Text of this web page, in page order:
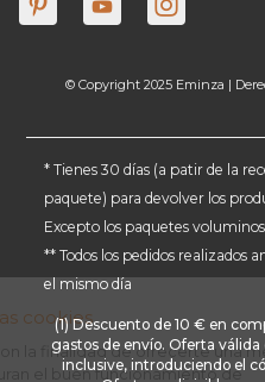
© Copyright 2025 Eminza |
* Tienes 30 días (a patir de la
paquete) para devolver los
Excepto los paquetes
** Todos los pedidos realizados
el mismo día
(1) Descuento de 10 € en
gastos de envío. Oferta
inclusive, introduciendo el